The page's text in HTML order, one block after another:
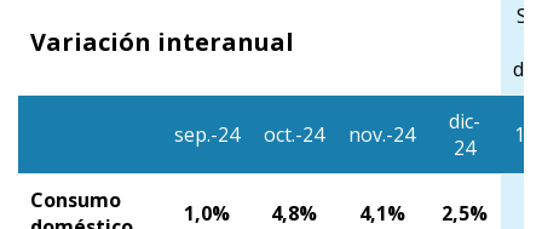
Variación interanual
sep.-24 oct.-24 nov.-24
dic-
24
1/
Consumo
1,0% 4,8% 4,1% 2,5%